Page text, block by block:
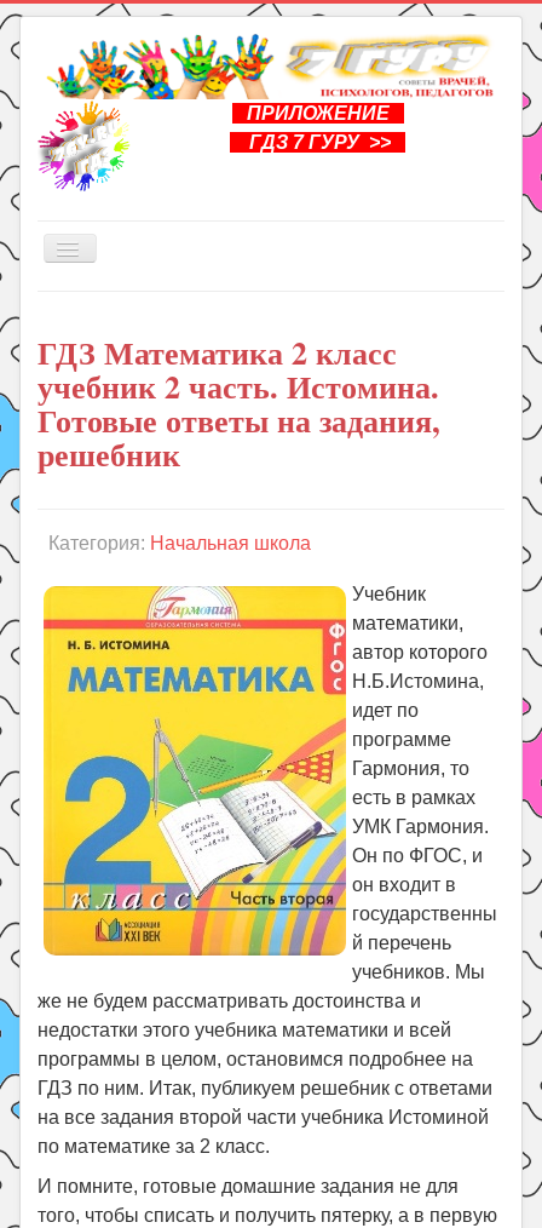
ПРИЛОЖЕНИЕ
ГДЗ 7 ГУРУ >>
Включить/
Книги
Рукоделие
Подготовка к школе
Уроки
Праздники
Психология
Летом!
Поиск
ГДЗ Математика 2 класс
учебник 2 часть. Истомина.
Готовые ответы на задания,
решебник
Категория: Начальная школа
Учебник
математики,
автор которого
Н.Б.Истомина,
идет по
программе
Гармония, то
есть в рамках
УМК Гармония.
Он по ФГОС, и
он входит в
государственны
й перечень
учебников. Мы
же не будем рассматривать достоинства и
недостатки этого учебника математики и всей
программы в целом, остановимся подробнее на
ГДЗ по ним. Итак, публикуем решебник с ответами
на все задания второй части учебника Истоминой
по математике за 2 класс.
И помните, готовые домашние задания не для
того, чтобы списать и получить пятерку, а в первую